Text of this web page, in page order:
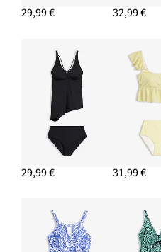
29,99 € 32,99 €
29,99 € 31,99 €